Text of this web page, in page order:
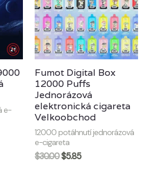
e-
Fumot Digital Box
12000 Puffs
Jednorázová
elektronická cigareta
Velkoobchod
12000 potáhnutí jednorázová
e-cigareta
$30.00$5.85